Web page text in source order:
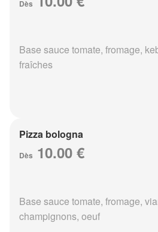
Dès
Base sauce tomate, fromage,
fraîches
Pizza bologna
Dès 10.00 €
Base sauce tomate, fromage,
champignons, oeuf